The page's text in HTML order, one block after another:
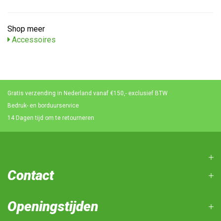
Shop meer
Accessoires
Gratis verzending in Nederland vanaf €150,- exclusief BTW
Bedruk- en borduurservice
14 Dagen tijd om te retourneren
Contact
Openingstijden